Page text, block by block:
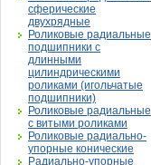
сферические
двухрядные
Роликовые радиальные
подшипники с
длинными
цилиндрическими
роликами (игольчатые
подшипники)
Роликовые радиальные
с витыми роликами
Роликовые радиально-
упорные конические
Радиально-упорные